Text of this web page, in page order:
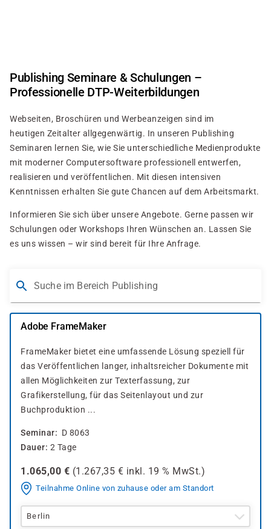
Publishing Seminare & Schulungen –
Professionelle DTP-Weiterbildungen
Webseiten, Broschüren und Werbeanzeigen sind im
heutigen Zeitalter allgegenwärtig. In unseren Publishing
Seminaren lernen Sie, wie Sie unterschiedliche Medienprodukte
mit moderner Computersoftware professionell entwerfen,
realisieren und veröffentlichen. Mit diesen intensiven
Kenntnissen erhalten Sie gute Chancen auf dem Arbeitsmarkt.
Informieren Sie sich über unsere Angebote. Gerne passen wir
Schulungen oder Workshops Ihren Wünschen an. Lassen Sie
es uns wissen – wir sind bereit für Ihre Anfrage.
Suche im Bereich Publishing
Adobe FrameMaker
FrameMaker bietet eine umfassende Lösung speziell für
das Veröffentlichen langer, inhaltsreicher Dokumente mit
allen Möglichkeiten zur Texterfassung, zur
Grafikerstellung, für das Seitenlayout und zur
Buchproduktion ...
Seminar
D 8063
Dauer 2 Tage
1.065,00 € (1.267,35 € inkl. 19 % MwSt.)
Teilnahme Online von zuhause oder am Standort
Berlin